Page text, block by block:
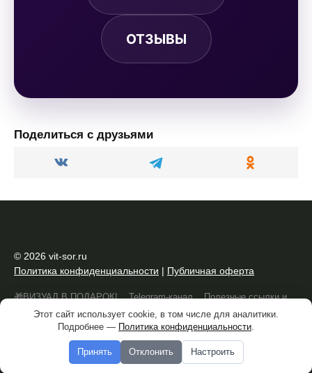
ОТЗЫВЫ
Поделиться с друзьями
© 2026 vit-sor.ru
Политика конфиденциальности | Публичная оферта
🎁ВИЗУАЛ В ПОДАРОК! Telegram-канал
Полезные ссылки и
сервисы
Работает на темеReboot
Этот сайт использует cookie, в том числе для аналитики.
Подробнее — Политика конфиденциальности.
Принять Отклонить Настроить